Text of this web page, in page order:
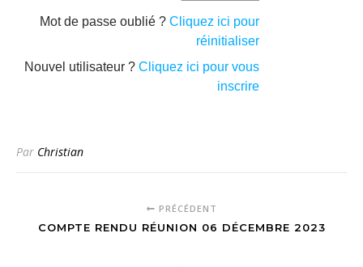
Mot de passe oublié ? Cliquez ici pour
réinitialiser
Nouvel utilisateur ? Cliquez ici pour vous
inscrire
Par Christian
PRÉCÉDENT
COMPTE RENDU RÉUNION 06 DÉCEMBRE 2023